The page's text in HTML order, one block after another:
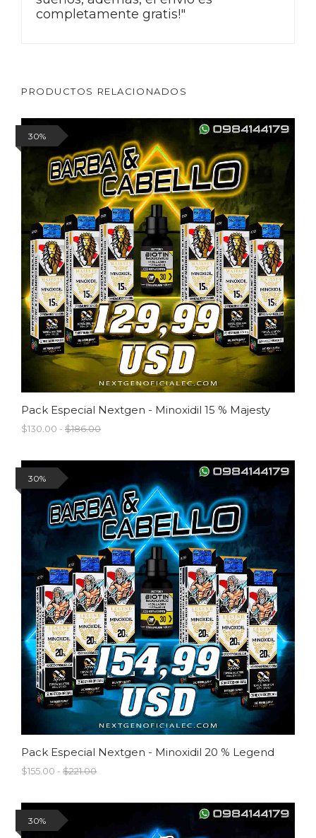
completamente gratis!"
PRODUCTOS RELACIONADOS
30%
Pack Especial Nextgen - Minoxidil 15 % Majesty
$130.00 - $186.00
30%
Pack Especial Nextgen - Minoxidil 20 % Legend
$155.00 - $221.00
30%